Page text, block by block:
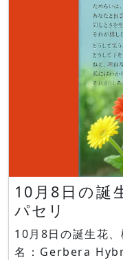
10月8日の誕
パセリ
10月8日の誕生花
名：Gerbera